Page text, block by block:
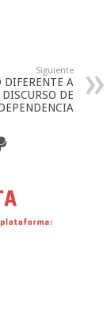
Siguiente
DIFERENTE A
DE